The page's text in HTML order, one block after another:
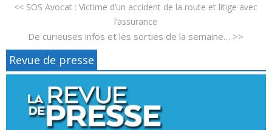
<< SOS Avocat : Victime d’un accident de la route et litige avec
l’assurance
De curieuses infos et les sorties de la semaine… >>
Revue de presse